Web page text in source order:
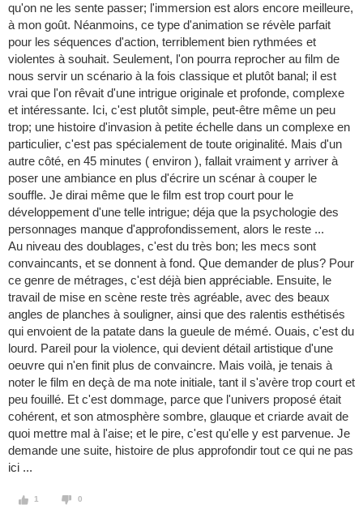
qu'on ne les sente passer; l'immersion est alors encore meilleure,
à mon goût. Néanmoins, ce type d'animation se révèle parfait
pour les séquences d'action, terriblement bien rythmées et
violentes à souhait. Seulement, l'on pourra reprocher au film de
nous servir un scénario à la fois classique et plutôt banal; il est
vrai que l'on rêvait d'une intrigue originale et profonde, complexe
et intéressante. Ici, c'est plutôt simple, peut-être même un peu
trop; une histoire d'invasion à petite échelle dans un complexe en
particulier, c'est pas spécialement de toute originalité. Mais d'un
autre côté, en 45 minutes ( environ ), fallait vraiment y arriver à
poser une ambiance en plus d'écrire un scénar à couper le
souffle. Je dirai même que le film est trop court pour le
développement d'une telle intrigue; déja que la psychologie des
personnages manque d'approfondissement, alors le reste ...
Au niveau des doublages, c'est du très bon; les mecs sont
convaincants, et se donnent à fond. Que demander de plus? Pour
ce genre de métrages, c'est déjà bien appréciable. Ensuite, le
travail de mise en scène reste très agréable, avec des beaux
angles de planches à souligner, ainsi que des ralentis esthétisés
qui envoient de la patate dans la gueule de mémé. Ouais, c'est du
lourd. Pareil pour la violence, qui devient détail artistique d'une
oeuvre qui n'en finit plus de convaincre. Mais voilà, je tenais à
noter le film en deçà de ma note initiale, tant il s'avère trop court et
peu fouillé. Et c'est dommage, parce que l'univers proposé était
cohérent, et son atmosphère sombre, glauque et criarde avait de
quoi mettre mal à l'aise; et le pire, c'est qu'elle y est parvenue. Je
demande une suite, histoire de plus approfondir tout ce qui ne pas
ici ...
1 0